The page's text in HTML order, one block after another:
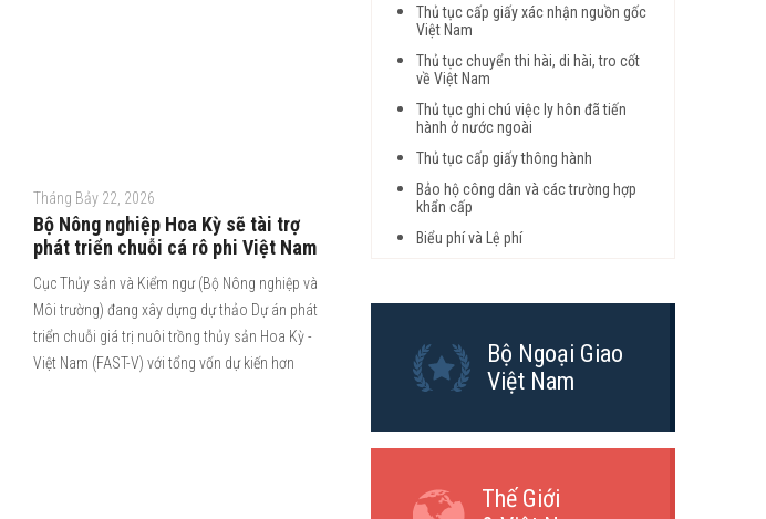
Tháng Bảy 22, 2026
Bộ Nông nghiệp Hoa Kỳ sẽ tài trợ
phát triển chuỗi cá rô phi Việt Nam
Cục Thủy sản và Kiểm ngư (Bộ Nông nghiệp và
Môi trường) đang xây dựng dự thảo Dự án phát
triển chuỗi giá trị nuôi trồng thủy sản Hoa Kỳ -
Việt Nam (FAST-V) với tổng vốn dự kiến hơn
Thủ tục cấp giấy xác nhận nguồn gốc
Việt Nam
Thủ tục chuyển thi hài, di hài, tro cốt
về Việt Nam
Thủ tục ghi chú việc ly hôn đã tiến
hành ở nước ngoài
Thủ tục cấp giấy thông hành
Bảo hộ công dân và các trường hợp
khẩn cấp
Biểu phí và Lệ phí
Bộ Ngoại Giao
Việt Nam
Thế Giới